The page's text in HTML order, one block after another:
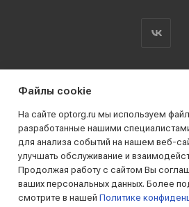
2019 - 2026 © АО КПК
Все права
Файлы cookie
На сайте optorg.ru мы используем
разработанные нашими
для анализа событий на нашем веб-
улучшать обслуживание и
Продолжая работу с сайтом Вы
ваших персональных данных. Более
смотрите в нашей Политике